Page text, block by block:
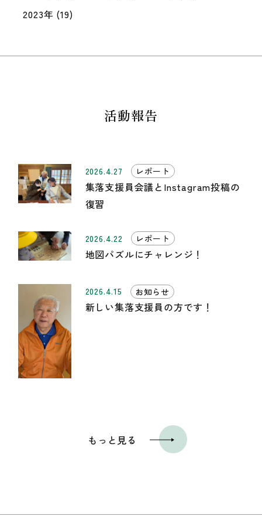
2023年 (19)
活動報告
もっと見る
2026.4.27 レポート
集落支援員会議とInstagram投稿の
復習
2026.4.22 レポート
地図パズルにチャレンジ！
2026.4.15 お知らせ
新しい集落支援員の方です！